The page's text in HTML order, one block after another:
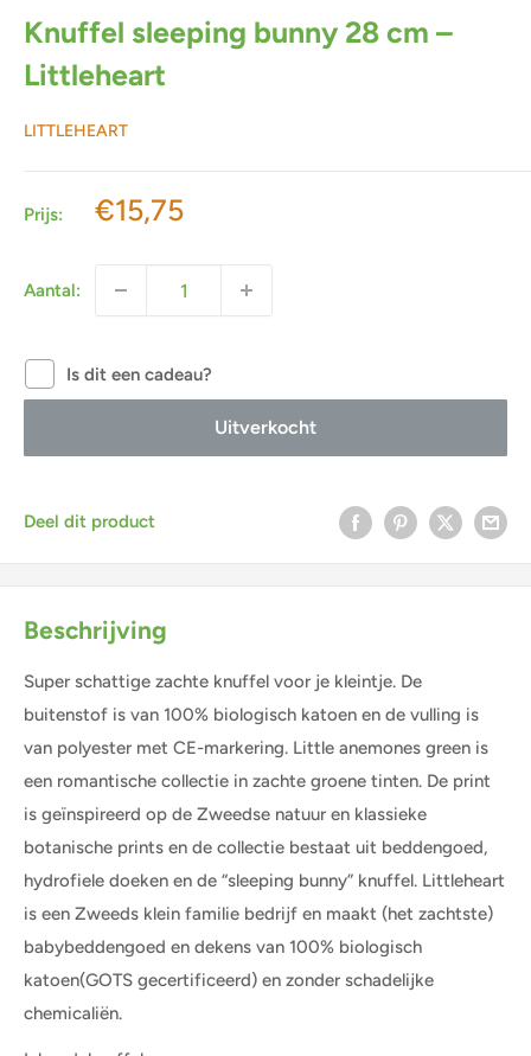
Knuffel sleeping bunny 28 cm –
Littleheart
LITTLEHEART
Prijs: Actieprijs
€15,75
Aantal:
Is dit een cadeau?
Uitverkocht
Deel dit product
Beschrijving
Super schattige zachte knuffel voor je kleintje. De
buitenstof is van 100% biologisch katoen en de vulling is
van polyester met CE-markering. Little anemones green is
een romantische collectie in zachte groene tinten. De print
is geïnspireerd op de Zweedse natuur en klassieke
botanische prints en de collectie bestaat uit beddengoed,
hydrofiele doeken en de “sleeping bunny” knuffel. Littleheart
is een Zweeds klein familie bedrijf en maakt (het zachtste)
babybeddengoed en dekens van 100% biologisch
katoen(GOTS gecertificeerd) en zonder schadelijke
chemicaliën.